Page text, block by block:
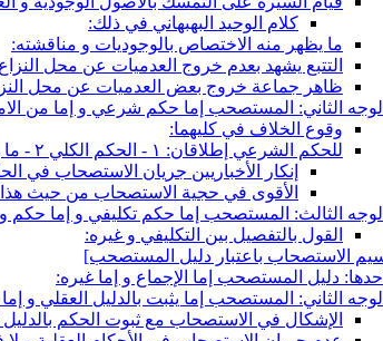
كلام الوحيد البهبهاني في ذلك:
ما يظهر منه الاختصاص بالوجوديات و مناقشته:
التتبع يشهد بعدم خروج العدميات عن محل
ظاهر جماعة خروج بعض العدميات عن محل
الوجه الثاني: المستصحب إما حكم شرعي و إما من
وقوع الخلاف في كليهما:
للحكم الشرعي إطلاقان: ١ - الحكم الكلي ٢ - ما يعم الحكم الجزئي
إنكار الأخباريين جريان الاستصحاب في
الأقوى في حجية الاستصحاب من حيث هذا
الوجه الثالث: المستصحب إما حكم تكليفي و إما
القول بالتفصيل بين التكليفي و غيره:
أحدها: دليل المستصحب إما الإجماع و إما غيره:
الوجه الثاني: المستصحب إما يثبت بالدليل العقلي و
الإشكال في الاستصحاب مع ثبوت الحكم بالدليل